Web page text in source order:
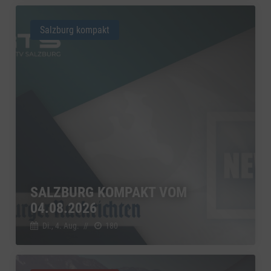
SALZBURG KOMPAKT VOM
04.08.2026
Di., 4. Aug. // 180
Salzburg kompakt